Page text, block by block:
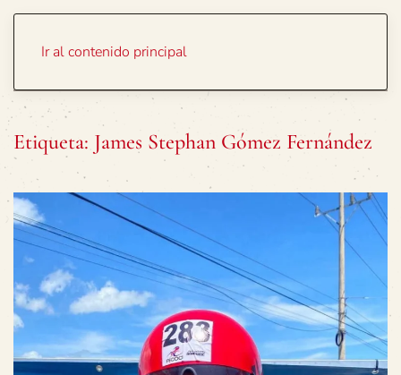
Ir al contenido principal
Etiqueta: James Stephan Gómez Fernández